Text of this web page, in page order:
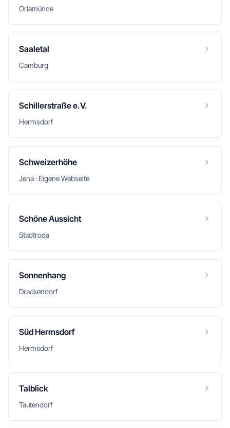
Orlamünde
Saaletal
Camburg
Schillerstraße e.V.
Hermsdorf
Schweizerhöhe
Jena · Eigene Webseite
Schöne Aussicht
Stadtroda
Sonnenhang
Drackendorf
Süd Hermsdorf
Hermsdorf
Talblick
Tautendorf